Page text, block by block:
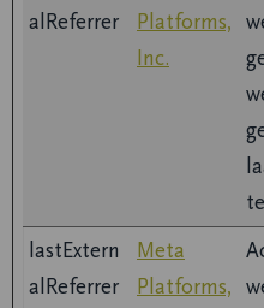
alReferrer
Platforms,
Inc.
lastExtern
alReferrer
Meta
Platforms,